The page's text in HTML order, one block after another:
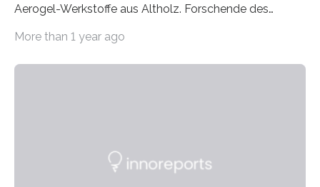
Aerogel-Werkstoffe aus Altholz. Forschende des
ein Projekt zur Entwicklung innovativer Aerogele aus
für Filtermaterialien. Sie zeichnen sich durch eine
More than 1 year ago